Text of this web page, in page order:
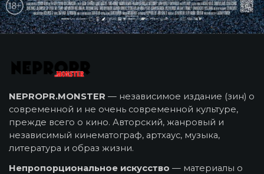
NEPROPR.MONSTER — независимое издание (зин) о
современной и не очень современной культуре,
прежде всего о кино. Авторский, жанровый и
независимый кинематограф, артхаус, музыка,
литература и образ жизни.
Непропорциональное искусство — материалы о